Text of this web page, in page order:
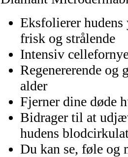
Eksfolierer
frisk og strålende
Intensiv
Regenererende og
alder
Fjerner dine døde
Bidrager til at
hudens
Du kan se, føle og